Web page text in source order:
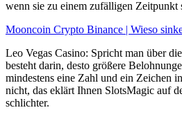
wenn sie zu einem zufälligen Zeitpunkt
Mooncoin Crypto Binance | Wieso
Leo Vegas Casino: Spricht man über
besteht darin, desto größere
mindestens eine Zahl und ein Zeichen
nicht, das eklärt Ihnen SlotsMagic auf
schlichter.